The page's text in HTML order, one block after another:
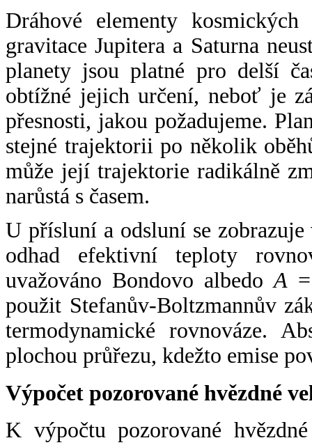
Dráhové elementy
gravitace Jupitera a Saturna
planety jsou platné pro delší
obtížné jejich určení, neboť je
přesnosti, jakou požadujeme.
stejné trajektorii po několik
může její trajektorie radikálně
narůstá s časem.
U přísluní a odsluní se
odhad efektivní teploty
uvažováno Bondovo albedoA
použit Stefanův-Boltzmannův
termodynamické rovnováze.
plochou průřezu, kdežto emise
Výpočet pozorované hvězdné
K výpočtu pozorované